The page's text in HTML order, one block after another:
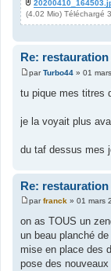
(4.02 Mio) Téléchargé
Re: restauration
M
s
a
g
parTurbo44 » 01
tu pique mes titres
je la voyait plus
du taf dessus mes
Re: restauration
M
s
s
a
g
e
parfranck » 01 mars
on as TOUS un
un beau planché
mise en place des
pose des